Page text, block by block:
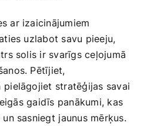
ar ​izaicinājumiem
uzlabot savu pieeju,⁤
solis ir svarīgs ceļojumā
Pētījiet,
⁣pielāgojiet ‌stratēģijas savai
gaidīs panākumi, kas
sasniegt⁣ jaunus mērķus.